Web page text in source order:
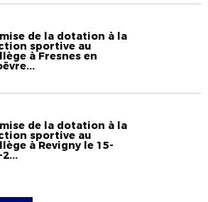
de la dotation à la
sportive au
à Fresnes en
de la dotation à la
sportive au
à Revigny le 15-
2...